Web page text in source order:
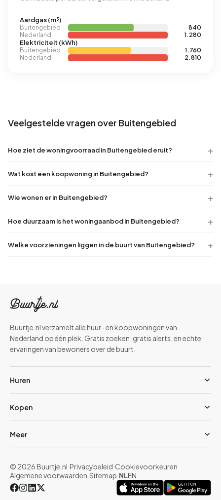
Aardgas (m³)
Buitengebied
840
Nederland
1.280
Elektriciteit (kWh)
Buitengebied
1.760
Nederland
2.810
Veelgestelde vragen over Buitengebied
Hoe ziet de woningvoorraad in Buitengebied eruit?
Wat kost een koopwoning in Buitengebied?
Wie wonen er in Buitengebied?
Hoe duurzaam is het woningaanbod in Buitengebied?
Welke voorzieningen liggen in de buurt van Buitengebied?
Buurtje.nl verzamelt alle huur- en koopwoningen van
Nederland op één plek. Gratis zoeken, gratis alerts, en echte
ervaringen van bewoners over de buurt.
Huren
Kopen
Meer
© 2026 Buurtje.nl·Privacybeleid·Cookievoorkeuren·
Algemene voorwaarden·Sitemap·NLEN